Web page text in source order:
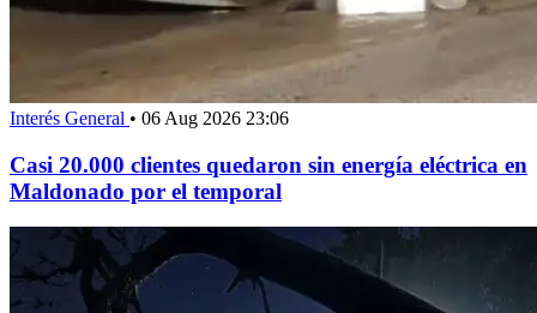
Interés General • 06 Aug 2026 23:06
Casi 20.000 clientes quedaron sin energía eléctrica en
Maldonado por el temporal